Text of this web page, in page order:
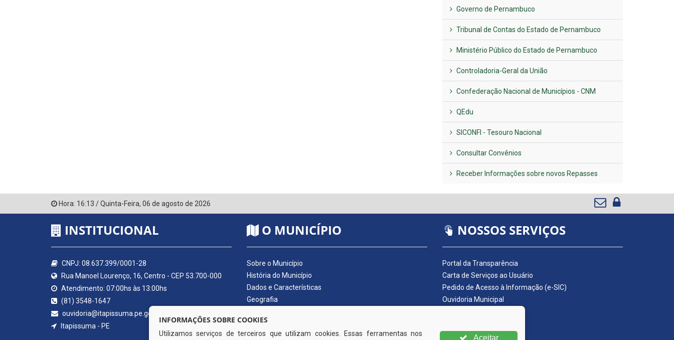
Governo de Pernambuco
Tribunal de Contas do Estado de Pernambuco
Ministério Público do Estado de Pernambuco
Controladoria-Geral da União
Confederação Nacional de Municípios - CNM
QEdu
SICONFI - Tesouro Nacional
Consultar Convênios
Receber Informações sobre novos Repasses
Hora: 16:13 /Quinta-Feira, 06 de agosto de 2026
INSTITUCIONAL
CNPJ: 08.637.399/0001-28
Rua Manoel Lourenço, 16, Centro - CEP 53.700-000
Atendimento: 07:00hs às 13:00hs
(81) 3548-1647
ouvidoria@itapissuma.pe.gov.br
Itapissuma - PE
O MUNICÍPIO
Sobre o Município
História do Município
Dados e Características
Geografia
Símbolos do Município
Hino do Município
NOSSOS SERVIÇOS
Portal da Transparência
Carta de Serviços ao Usuário
Pedido de Acesso à Informação (e-SIC)
Ouvidoria Municipal
Nota Fiscal Eletrônica
INFORMAÇÕES SOBRE COOKIES
Utilizamos serviços de terceiros que utilizam cookies. Essas ferramentas nos
Aceitar